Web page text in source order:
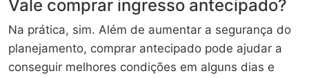
Vale comprar ingresso antecipado?
Na prática, sim. Além de aumentar a segurança do
planejamento, comprar antecipado pode ajudar a
conseguir melhores condições em alguns dias e